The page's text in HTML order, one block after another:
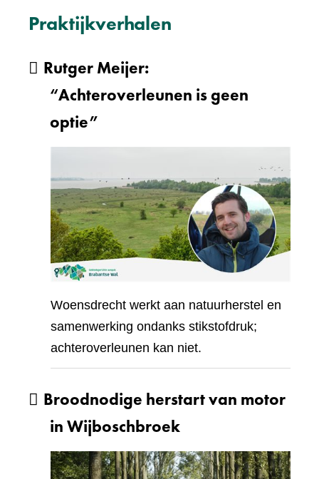
Praktijkverhalen
Rutger Meijer:
“Achteroverleunen is geen
optie”
Woensdrecht werkt aan natuurherstel en
samenwerking ondanks stikstofdruk;
achteroverleunen kan niet.
Broodnodige herstart van motor
in Wijboschbroek